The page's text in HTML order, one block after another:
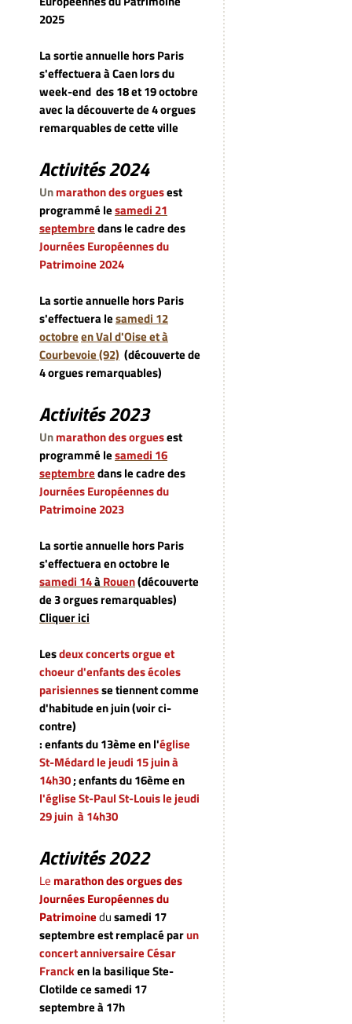
2025
La sortie annuelle hors Paris
s'effectuera à Caen lors du
week-end des 18 et 19 octobre
avec la découverte de 4 orgues
remarquables de cette ville
Activités 2024
Unmarathon des orguesest
programmé lesamedi 21
septembredans le cadre des
Journées Européennes du
Patrimoine 2024
La sortie annuelle hors Paris
s'effectuera lesamedi 12
octobreen Val d'Oise et à
Courbevoie (92) (découverte de
4 orgues remarquables)
Activités 2023
Unmarathon des orguesest
programmé lesamedi 16
septembredans le cadre des
Journées Européennes du
Patrimoine 2023
La sortie annuelle hors Paris
s'effectuera en octobre le
samedi 14àRouen(découverte
de 3 orgues remarquables)
Cliquer ici
Lesdeux concerts orgue et
choeur d'enfants des écoles
parisiennesse tiennent comme
d'habitude en juin (voir ci-
contre)
: enfants du 13ème en l'église
St-Médard le jeudi 15 juin à
14h30; enfants du 16ème en
l'église St-Paul St-Louisle jeudi
29 juin à 14h30
Activités 2022
Le marathon des orgues des
Journées Européennes du
Patrimoinedusamedi 17
septembreest remplacé parun
concert anniversaire César
Francken la basilique Ste-
Clotilde ce samedi 17
septembre à 17h